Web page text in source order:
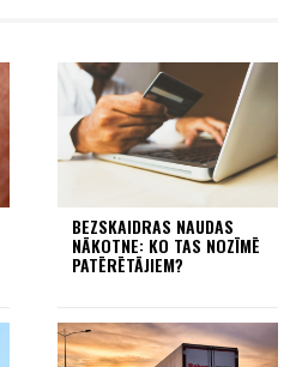
BEZSKAIDRAS NAUDAS
NĀKOTNE: KO TAS NOZĪMĒ
PATĒRĒTĀJIEM?